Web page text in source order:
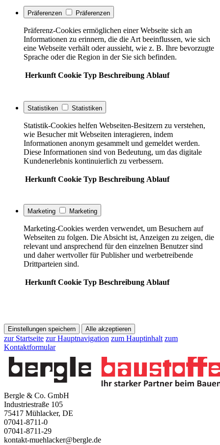
Präferenzen Präferenzen
Präferenz-Cookies ermöglichen einer Webseite sich an
Informationen zu erinnern, die die Art beeinflussen, wie sich
eine Webseite verhält oder aussieht, wie z. B. Ihre bevorzugte
Sprache oder die Region in der Sie sich befinden.
Herkunft Cookie Typ Beschreibung Ablauf
Statistiken Statistiken
Statistik-Cookies helfen Webseiten-Besitzern zu verstehen,
wie Besucher mit Webseiten interagieren, indem
Informationen anonym gesammelt und gemeldet werden.
Diese Informationen sind von Bedeutung, um das digitale
Kundenerlebnis kontinuierlich zu verbessern.
Herkunft Cookie Typ Beschreibung Ablauf
Marketing Marketing
Marketing-Cookies werden verwendet, um Besuchern auf
Webseiten zu folgen. Die Absicht ist, Anzeigen zu zeigen, die
relevant und ansprechend für den einzelnen Benutzer sind
und daher wertvoller für Publisher und werbetreibende
Drittparteien sind.
Herkunft Cookie Typ Beschreibung Ablauf
Einstellungen speichern Alle akzeptieren
zur Startseite zur Hauptnavigation zum Hauptinhalt zum
Kontaktformular
Bergle & Co. GmbH
Industriestraße 105
75417 Mühlacker, DE
07041-8711-0
07041-8711-29
kontakt-muehlacker@bergle.de